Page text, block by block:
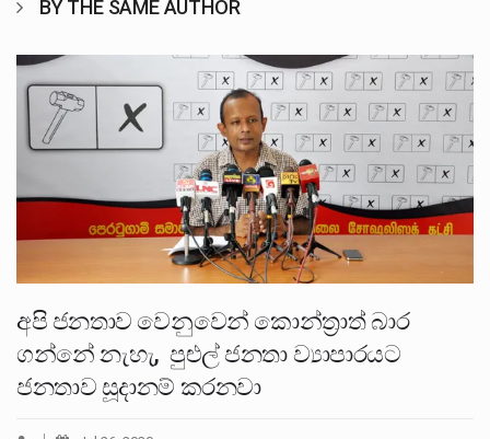
BY THE SAME AUTHOR
අපි ජනතාව වෙනුවෙන් කොන්ත්‍රාත් බාර
ගන්නේ නැහැ, පුළුල් ජනතා ව්‍යාපාරයට
ජනතාව සූදානම් කරනවා